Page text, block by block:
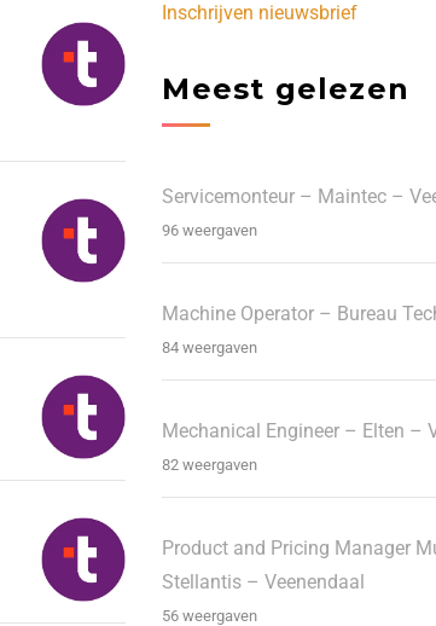
Inschrijven nieuwsbrief
Meest gelezen
Servicemonteur – Maintec –
96 weergaven
Machine Operator – Bureau
84 weergaven
Mechanical Engineer – Elten –
82 weergaven
Product and Pricing Manager
Stellantis – Veenendaal
56 weergaven